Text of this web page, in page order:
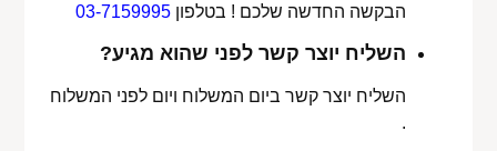
הבקשה החדשה שלכם ! בטלפון03-7159995
השליח יוצר קשר לפני שהוא מגיע?
השליח יוצר קשר ביום המשלוח ויום לפני המשלוח
.